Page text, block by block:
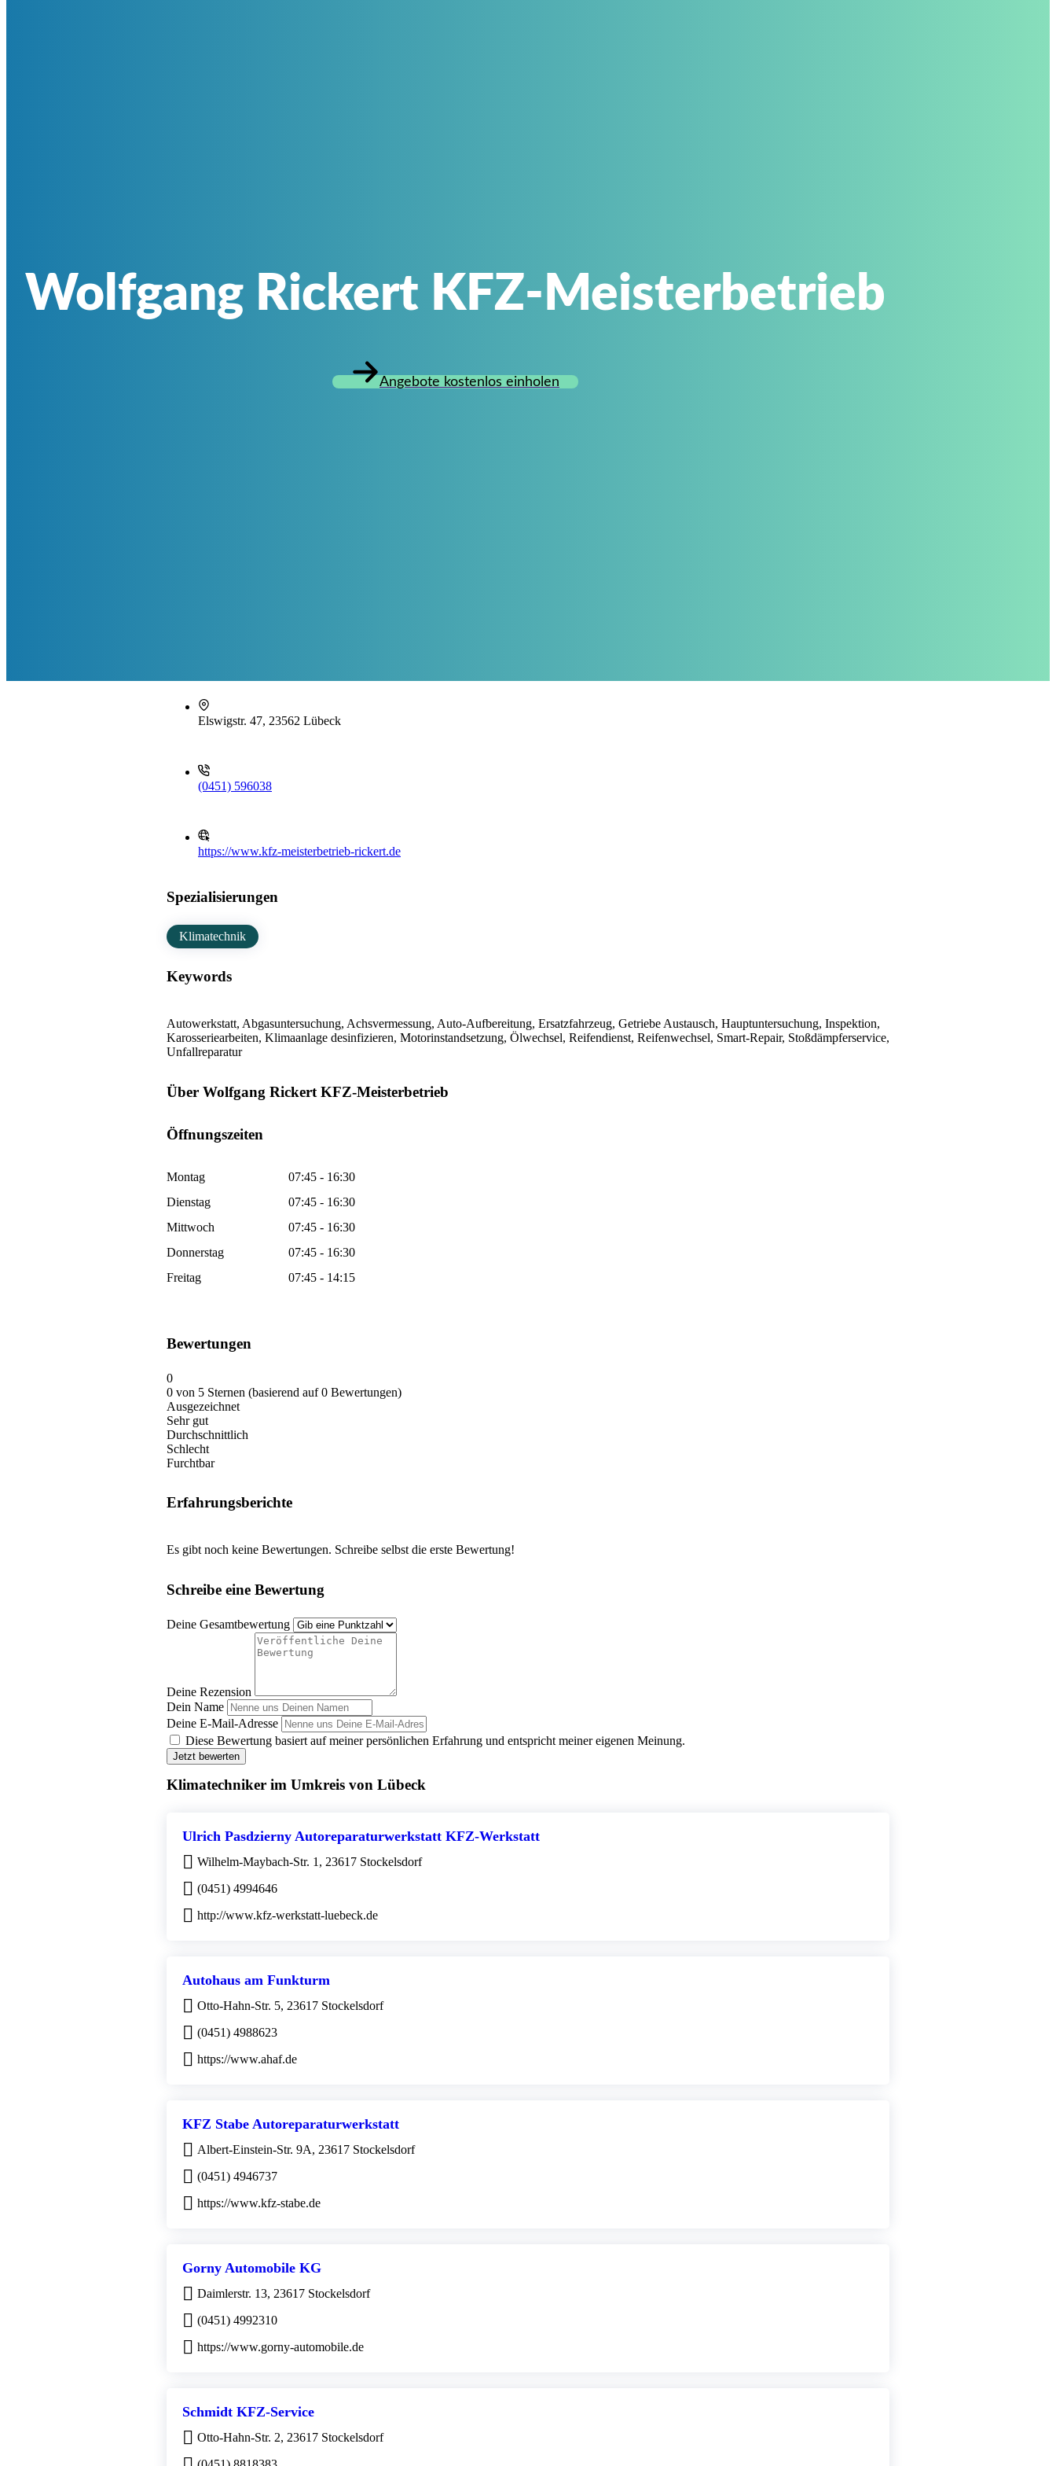
Wolfgang Rickert KFZ-Meisterbetrieb
Angebote kostenlos einholen
Elswigstr. 47, 23562 Lübeck
(0451) 596038
https://www.kfz-meisterbetrieb-rickert.de
Spezialisierungen
Klimatechnik
Keywords
Autowerkstatt, Abgasuntersuchung, Achsvermessung, Auto-Aufbereitung, Ersatzfahrzeug, Getriebe Austausch, Hauptuntersuchung, Inspektion,
Karosseriearbeiten, Klimaanlage desinfizieren, Motorinstandsetzung, Ölwechsel, Reifendienst, Reifenwechsel, Smart-Repair, Stoßdämpferservice,
Unfallreparatur
Über Wolfgang Rickert KFZ-Meisterbetrieb
Öffnungszeiten
Montag
07:45 - 16:30
Dienstag
07:45 - 16:30
Mittwoch
07:45 - 16:30
Donnerstag
07:45 - 16:30
Freitag
07:45 - 14:15
Bewertungen
0
0 von 5 Sternen (basierend auf 0 Bewertungen)
Ausgezeichnet
Sehr gut
Durchschnittlich
Schlecht
Furchtbar
Erfahrungsberichte
Es gibt noch keine Bewertungen. Schreibe selbst die erste Bewertung!
Schreibe eine Bewertung
Deine Gesamtbewertung
Deine Rezension
Dein Name
Deine E-Mail-Adresse
Diese Bewertung basiert auf meiner persönlichen Erfahrung und entspricht meiner eigenen Meinung.
Jetzt bewerten
Klimatechniker im Umkreis von Lübeck
Ulrich Pasdzierny Autoreparaturwerkstatt KFZ-Werkstatt
Wilhelm-Maybach-Str. 1, 23617 Stockelsdorf
(0451) 4994646
http://www.kfz-werkstatt-luebeck.de
Autohaus am Funkturm
Otto-Hahn-Str. 5, 23617 Stockelsdorf
(0451) 4988623
https://www.ahaf.de
KFZ Stabe Autoreparaturwerkstatt
Albert-Einstein-Str. 9A, 23617 Stockelsdorf
(0451) 4946737
https://www.kfz-stabe.de
Gorny Automobile KG
Daimlerstr. 13, 23617 Stockelsdorf
(0451) 4992310
https://www.gorny-automobile.de
Schmidt KFZ-Service
Otto-Hahn-Str. 2, 23617 Stockelsdorf